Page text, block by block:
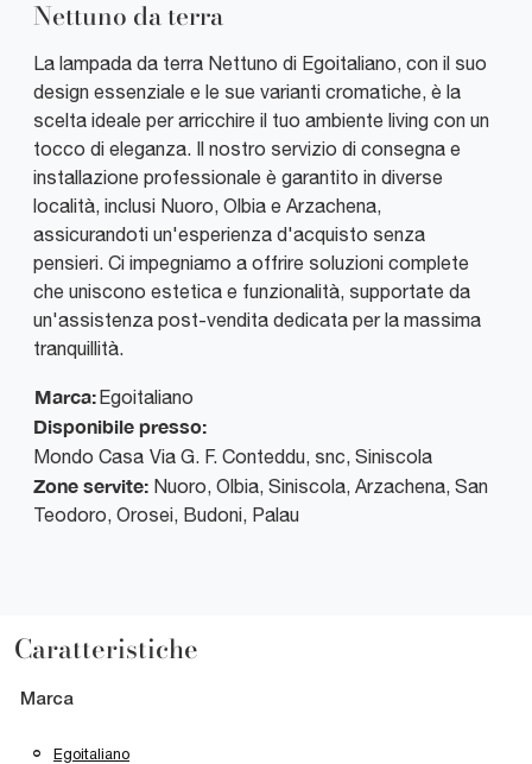
Nettuno da terra
La lampada da terra Nettuno di Egoitaliano, con il suo
design essenziale e le sue varianti cromatiche, è la
scelta ideale per arricchire il tuo ambiente living con un
tocco di eleganza. Il nostro servizio di consegna e
installazione professionale è garantito in diverse
località, inclusi Nuoro, Olbia e Arzachena,
assicurandoti un'esperienza d'acquisto senza
pensieri. Ci impegniamo a offrire soluzioni complete
che uniscono estetica e funzionalità, supportate da
un'assistenza post-vendita dedicata per la massima
tranquillità.
Marca:Egoitaliano
Disponibile presso:
Mondo Casa Via G. F. Conteddu, snc, Siniscola
Zone servite: Nuoro, Olbia, Siniscola, Arzachena, San
Teodoro, Orosei, Budoni, Palau
Caratteristiche
Marca
Egoitaliano